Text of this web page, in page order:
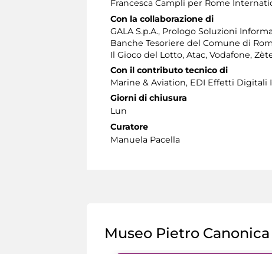
Francesca Campli per Rome
Con la collaborazione di
GALA S.p.A., Prologo Soluzioni
Banche Tesoriere del Comune di
Il Gioco del Lotto, Atac, Vodafone,
Con il contributo tecnico di
Marine & Aviation, EDI Effetti Digitali
Giorni di chiusura
Lun
Curatore
Manuela Pacella
Museo Pietro Canonica